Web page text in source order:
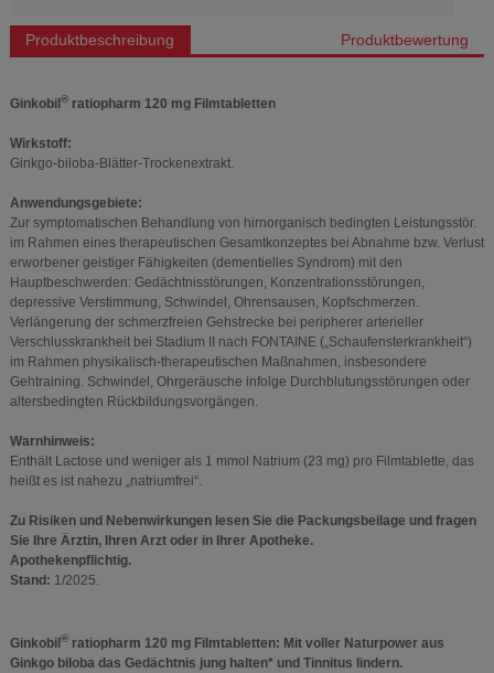
Produktbeschreibung Produktbewertung
Ginkobil ®ratiopharm 120 mg Filmtabletten
Wirkstoff:
Ginkgo-biloba-Blätter-Trockenextrakt.
Anwendungsgebiete:
Zur symptomatischen Behandlung von hirnorganisch bedingten Leistungsstör.
im Rahmen eines therapeutischen Gesamtkonzeptes bei Abnahme bzw. Verlust
erworbener geistiger Fähigkeiten (dementielles Syndrom) mit den
Hauptbeschwerden: Gedächtnisstörungen, Konzentrationsstörungen,
depressive Verstimmung, Schwindel, Ohrensausen, Kopfschmerzen.
Verlängerung der schmerzfreien Gehstrecke bei peripherer arterieller
Verschlusskrankheit bei Stadium II nach FONTAINE („Schaufensterkrankheit“)
im Rahmen physikalisch-therapeutischen Maßnahmen, insbesondere
Gehtraining. Schwindel, Ohrgeräusche infolge Durchblutungsstörungen oder
altersbedingten Rückbildungsvorgängen.
Warnhinweis:
Enthält Lactose und weniger als 1 mmol Natrium (23 mg) pro Filmtablette, das
heißt es ist nahezu „natriumfrei“.
Zu Risiken und Nebenwirkungen lesen Sie die Packungsbeilage und fragen
Sie Ihre Ärztin, Ihren Arzt oder in Ihrer Apotheke.
Apothekenpflichtig.
Stand: 1/2025.
Ginkobil ®ratiopharm 120 mg Filmtabletten: Mit voller Naturpower aus
Ginkgo biloba das Gedächtnis jung halten* und Tinnitus lindern.